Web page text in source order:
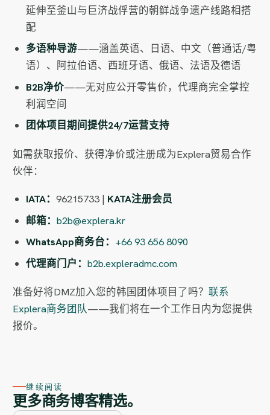
延伸至釜山与巨济战俘营的朝鲜战争遗产线路相搭
配
多语种导游——涵盖英语、日语、中文（普通话/粤
语）、阿拉伯语、西班牙语、俄语、法语及德语
B2B净价——无对应公开零售价，代理商完全掌控
利润空间
团体项目期间提供24/7运营支持
如需获取报价、获得净价或注册成为Explera贸易合作
伙伴：
IATA： 96215733 | KATA注册会员
邮箱： b2b@explera.kr
WhatsApp商务台： +66 93 656 8090
代理商门户： b2b.expleradmc.com
准备好将DMZ加入您的韩国团体项目了吗？联系
Explera商务团队——我们将在一个工作日内为您提供
报价。
继续阅读
更多商务博客精选。